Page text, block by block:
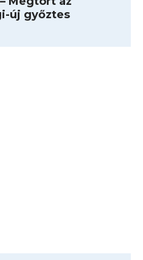
új győztes